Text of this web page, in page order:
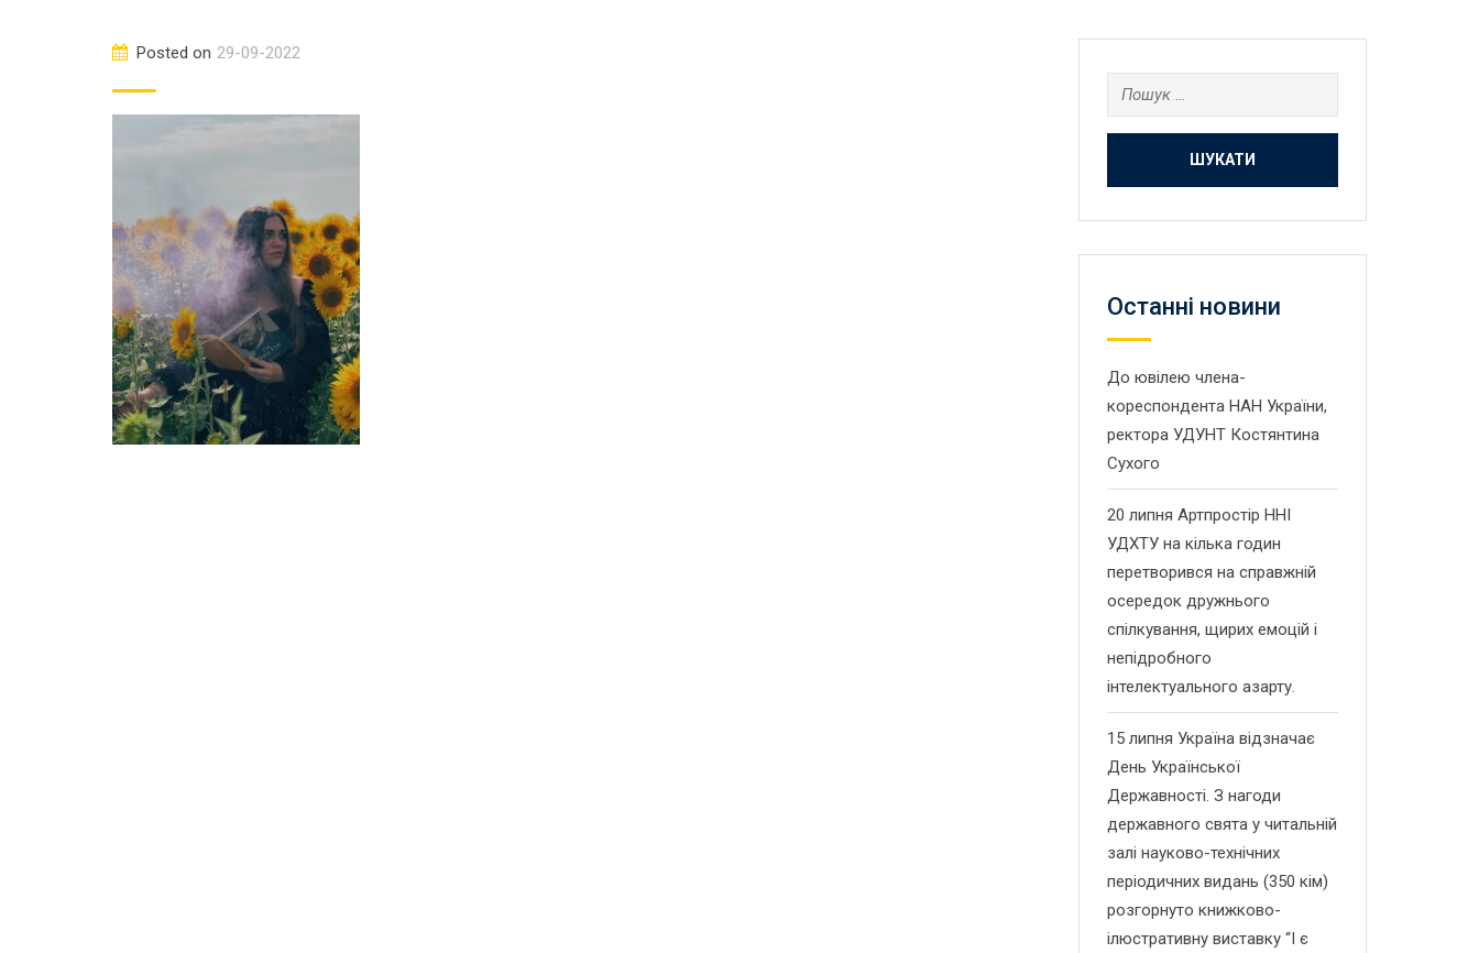
Posted on 29-09-2022
Пошук:
Останнi новини
До ювілею члена-
кореспондента НАН України,
ректора УДУНТ Костянтина
Сухого
20 липня Артпростір ННІ
УДХТУ на кілька годин
перетворився на справжній
осередок дружнього
спілкування, щирих емоцій і
непідробного
інтелектуального азарту.
15 липня Україна відзначає
День Української
Державності. З нагоди
державного свята у читальній
залі науково-технічних
періодичних видань (350 кім)
розгорнуто книжково-
ілюстративну виставку “І є